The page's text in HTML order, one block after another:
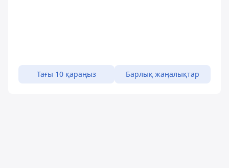
Тағы 10 қараңыз Барлық жаңалықтар